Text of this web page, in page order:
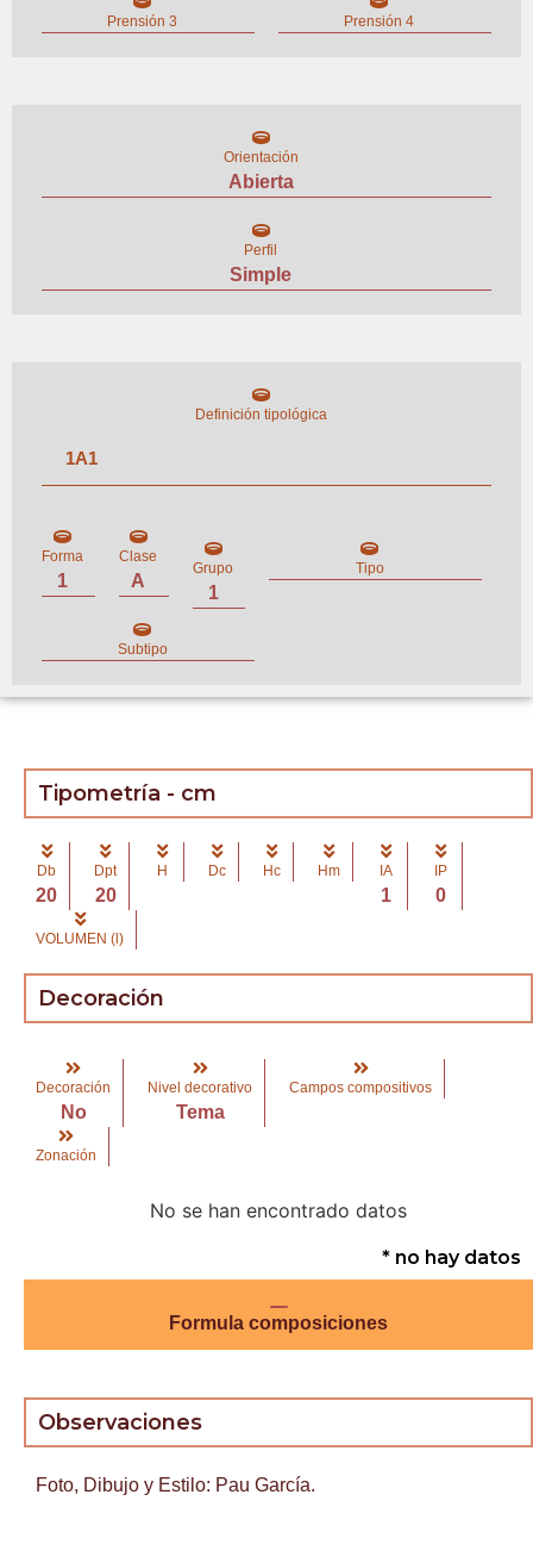
Prensión 3 Prensión 4
Orientación
Abierta
Perfil
Simple
Definición tipológica
1A1
Forma
1
Clase
A
Grupo
1
Tipo
Subtipo
Tipometría - cm
Db
20
Dpt
20
H Dc Hc Hm IA
1
IP
0
VOLUMEN (l)
Decoración
Decoración
No
Nivel decorativo
Tema
Campos compositivos
Zonación
No se han encontrado datos
* no hay datos
Formula composiciones
Observaciones
Foto, Dibujo y Estilo: Pau García.